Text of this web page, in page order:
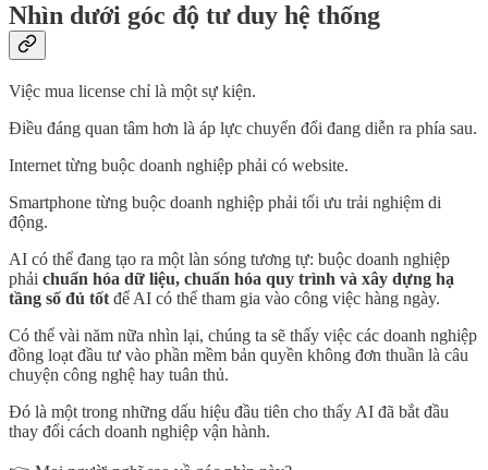
Nhìn dưới góc độ tư duy hệ thống
Việc mua license chỉ là một sự kiện.
Điều đáng quan tâm hơn là áp lực chuyển đổi đang diễn ra phía sau.
Internet từng buộc doanh nghiệp phải có website.
Smartphone từng buộc doanh nghiệp phải tối ưu trải nghiệm di
động.
AI có thể đang tạo ra một làn sóng tương tự: buộc doanh nghiệp
phải chuẩn hóa dữ liệu, chuẩn hóa quy trình và xây dựng hạ
tầng số đủ tốt để AI có thể tham gia vào công việc hàng ngày.
Có thể vài năm nữa nhìn lại, chúng ta sẽ thấy việc các doanh nghiệp
đồng loạt đầu tư vào phần mềm bản quyền không đơn thuần là câu
chuyện công nghệ hay tuân thủ.
Đó là một trong những dấu hiệu đầu tiên cho thấy AI đã bắt đầu
thay đổi cách doanh nghiệp vận hành.